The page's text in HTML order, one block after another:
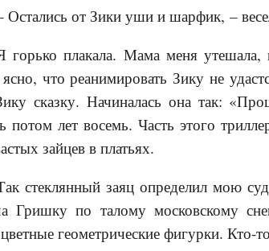
Остались от Зики уши и шарфик, –
горько плакала. Мама меня утешала,
что реанимировать Зику не
сказку. Начиналась она так:
потом лет восемь. Часть этого
зайцев в платьях.
стеклянный заяц определил мою
Гришку по талому московскому
геометрические фигурки. Кто-